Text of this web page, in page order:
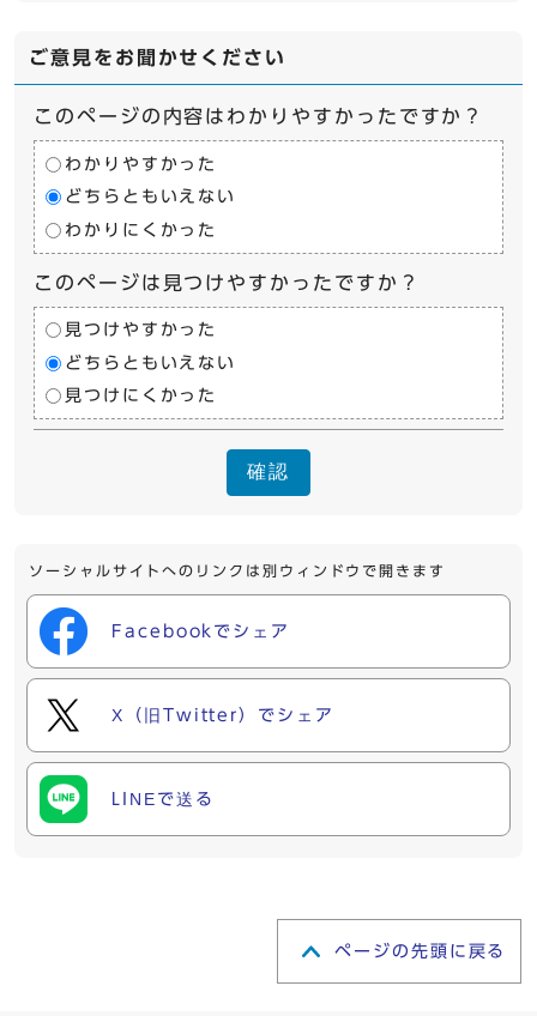
ご意見をお聞かせください
このページの内容はわかりやすかったですか？
わかりやすかった
どちらともいえない
わかりにくかった
このページは見つけやすかったですか？
見つけやすかった
どちらともいえない
見つけにくかった
確認
ソーシャルサイトへのリンクは別ウィンドウで開きます
Facebookでシェア
X（旧Twitter）でシェア
LINEで送る
ページの先頭に戻る